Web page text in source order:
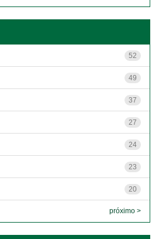
52
49
37
27
24
23
20
próximo >